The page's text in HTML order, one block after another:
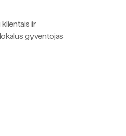
klientais ir
gyventojas